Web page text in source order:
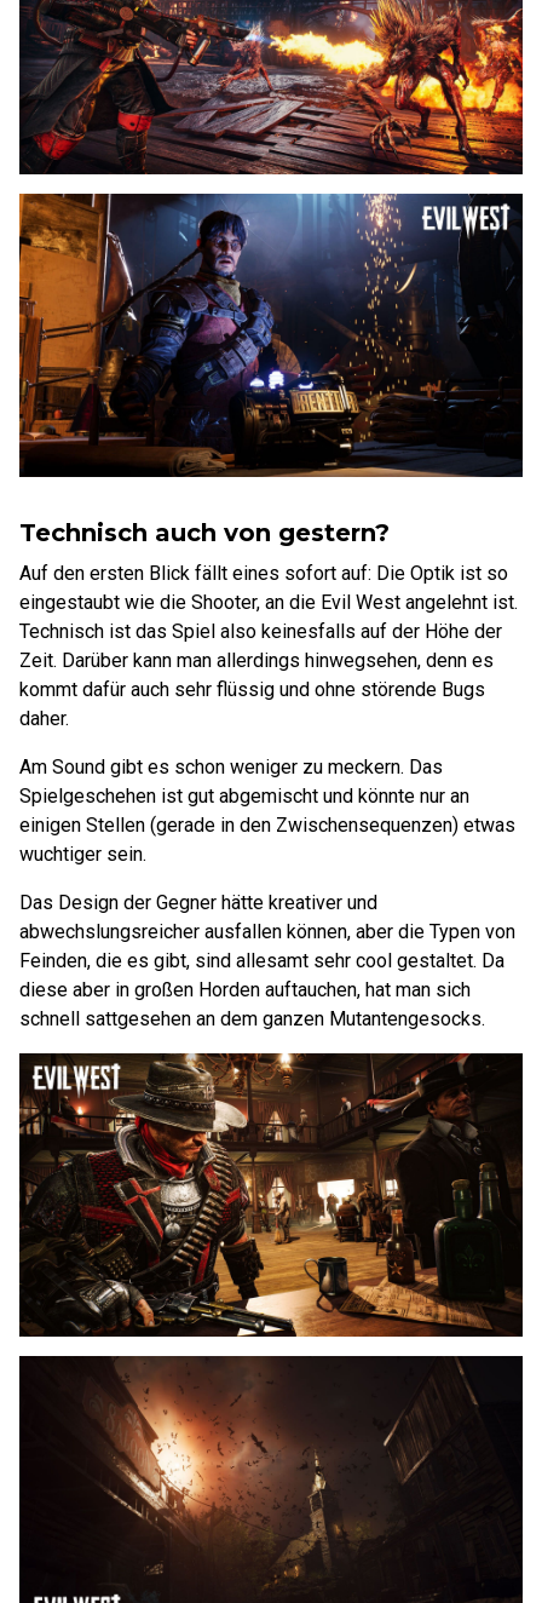
Technisch auch von gestern?
Auf den ersten Blick fällt eines sofort auf: Die Optik ist so
eingestaubt wie die Shooter, an die Evil West angelehnt ist.
Technisch ist das Spiel also keinesfalls auf der Höhe der
Zeit. Darüber kann man allerdings hinwegsehen, denn es
kommt dafür auch sehr flüssig und ohne störende Bugs
daher.
Am Sound gibt es schon weniger zu meckern. Das
Spielgeschehen ist gut abgemischt und könnte nur an
einigen Stellen (gerade in den Zwischensequenzen) etwas
wuchtiger sein.
Das Design der Gegner hätte kreativer und
abwechslungsreicher ausfallen können, aber die Typen von
Feinden, die es gibt, sind allesamt sehr cool gestaltet. Da
diese aber in großen Horden auftauchen, hat man sich
schnell sattgesehen an dem ganzen Mutantengesocks.